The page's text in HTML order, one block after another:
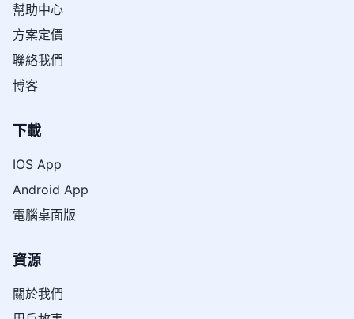
幫助中心
方案定價
聯絡我們
博客
下載
IOS App
Android App
電腦桌面版
資源
關於我們